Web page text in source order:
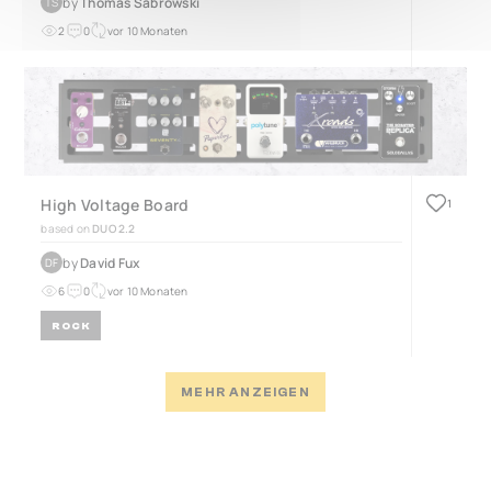
2 0 vor 10 Monaten
High Voltage Board
based on DUO 2.2
DF byDavid Fux
6 0 vor 10 Monaten
ROCK
1
MEHR ANZEIGEN